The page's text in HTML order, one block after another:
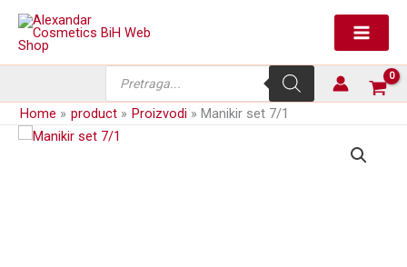
Skip
content
search
Home product Proizvodi Manikir set 7/1
količina